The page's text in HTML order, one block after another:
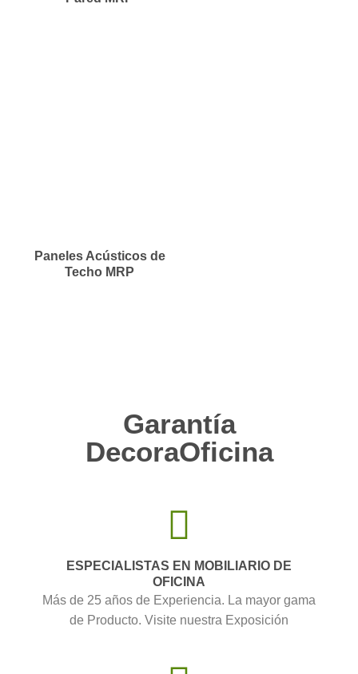
Paneles Acústicos de
Techo MRP
Garantía
DecoraOficina
ESPECIALISTAS EN MOBILIARIO DE
OFICINA
Más de 25 años de Experiencia. La mayor gama
de Producto. Visite nuestra Exposición